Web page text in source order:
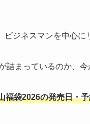
ビジネスマンを中心に
詰まっているのか、
福袋2026の発売日・